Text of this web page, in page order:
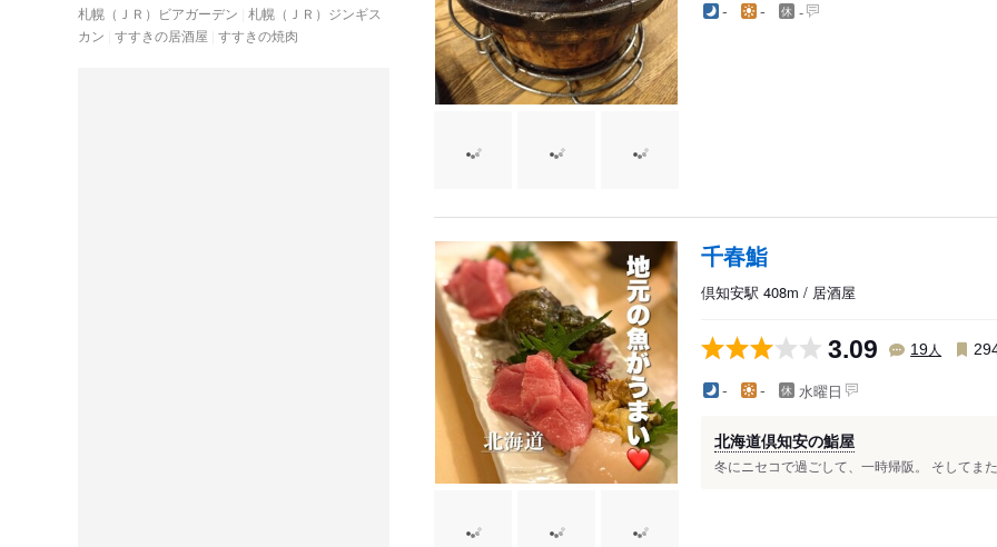
札幌（ＪＲ）ビアガーデン 札幌（ＪＲ）ジンギス
カン すすきの居酒屋 すすきの焼肉
- - -
千春鮨
倶知安駅 408m / 居酒屋
3.09 19人
- - 水曜日
北海道倶知安の鮨屋
冬にニセコで過ごして、一時帰阪。 そしてま